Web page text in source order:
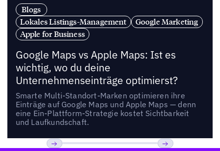
Blogs
Lokales Listings-Management
Google Marketing
Apple for Business
Google Maps vs Apple Maps: Ist es
wichtig, wo du deine
Unternehmenseinträge optimierst?
Smarte Multi-Standort-Marken optimieren ihre
Einträge auf Google Maps und Apple Maps — denn
eine Ein-Plattform-Strategie kostet Sichtbarkeit
und Laufkundschaft.